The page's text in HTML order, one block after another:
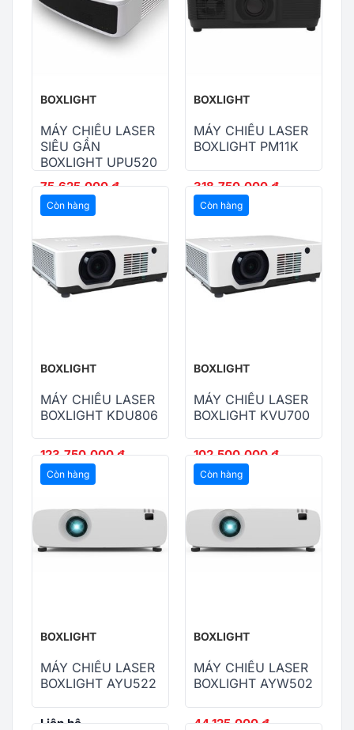
BOXLIGHT
MÁY CHIẾU LASER
SIÊU GẦN
BOXLIGHT UPU520
75,625,000₫
78,625,000
BOXLIGHT
MÁY CHIẾU LASER
BOXLIGHT PM11K
318,750,000₫
328,750,000
Còn hàng
BOXLIGHT
MÁY CHIẾU LASER
BOXLIGHT KDU806
123,750,000₫
125,750,000
Còn hàng
BOXLIGHT
MÁY CHIẾU LASER
BOXLIGHT KVU700
102,500,000₫
105,500,000
Còn hàng
BOXLIGHT
MÁY CHIẾU LASER
BOXLIGHT AYU522
Liên hệ
Còn hàng
BOXLIGHT
MÁY CHIẾU LASER
BOXLIGHT AYW502
44,125,000₫